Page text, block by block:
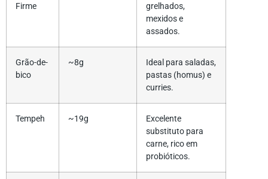
Firme
grelhados,
mexidos e
assados.
Grão-de-
bico
~8g
Ideal para saladas,
pastas (homus) e
curries.
Tempeh ~19g
Excelente
substituto para
carne, rico em
probióticos.